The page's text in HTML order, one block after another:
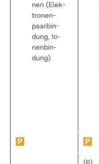
nen (Elek­
tro­nen­
paar­bin­
dung, Io­
nen­bin­
dung)